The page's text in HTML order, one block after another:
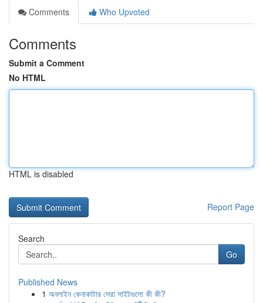
Comments
Who Upvoted
Comments
Submit a Comment
No HTML
HTML is disabled
Report Page
Search
Go
Published News
1 অনলাইন কেনাকাটার সেরা সাইটগুলো কী কী?